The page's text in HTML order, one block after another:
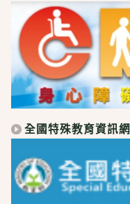
全國特殊教育資訊網